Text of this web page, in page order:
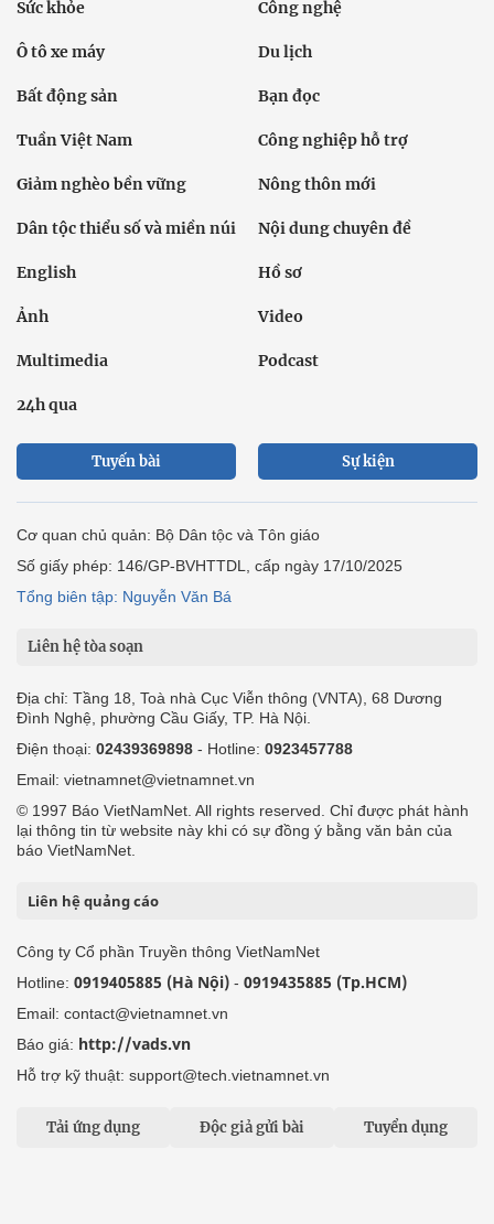
Sức khỏe Công nghệ
Ô tô xe máy Du lịch
Bất động sản Bạn đọc
Tuần Việt Nam Công nghiệp hỗ trợ
Giảm nghèo bền vững Nông thôn mới
Dân tộc thiểu số và miền núi Nội dung chuyên đề
English Hồ sơ
Ảnh Video
Multimedia Podcast
24h qua
Tuyến bài Sự kiện
Cơ quan chủ quản: Bộ Dân tộc và Tôn giáo
Số giấy phép: 146/GP-BVHTTDL, cấp ngày 17/10/2025
Tổng biên tập: Nguyễn Văn Bá
Liên hệ tòa soạn
Địa chỉ: Tầng 18, Toà nhà Cục Viễn thông (VNTA), 68 Dương
Đình Nghệ, phường Cầu Giấy, TP. Hà Nội.
Điện thoại: 02439369898 - Hotline: 0923457788
Email: vietnamnet@vietnamnet.vn
© 1997 Báo VietNamNet. All rights reserved. Chỉ được phát hành
lại thông tin từ website này khi có sự đồng ý bằng văn bản của
báo VietNamNet.
Liên hệ quảng cáo
Công ty Cổ phần Truyền thông VietNamNet
Hotline: 0919405885 (Hà Nội) - 0919435885 (Tp.HCM)
Email: contact@vietnamnet.vn
Báo giá: http://vads.vn
Hỗ trợ kỹ thuật: support@tech.vietnamnet.vn
Tải ứng dụng Độc giả gửi bài Tuyển dụng